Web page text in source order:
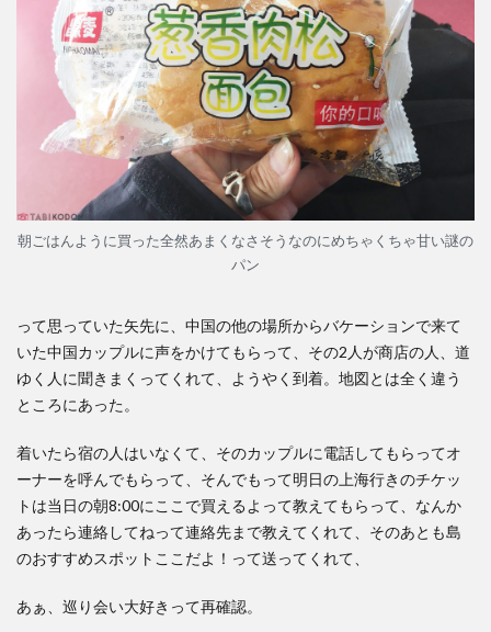
朝ごはんように買った全然あまくなさそうなのにめちゃくちゃ甘い謎の
パン
って思っていた矢先に、中国の他の場所からバケーションで来て
いた中国カップルに声をかけてもらって、その2人が商店の人、道
ゆく人に聞きまくってくれて、ようやく到着。地図とは全く違う
ところにあった。
着いたら宿の人はいなくて、そのカップルに電話してもらってオ
ーナーを呼んでもらって、そんでもって明日の上海行きのチケッ
トは当日の朝8:00にここで買えるよって教えてもらって、なんか
あったら連絡してねって連絡先まで教えてくれて、そのあとも島
のおすすめスポットここだよ！って送ってくれて、
あぁ、巡り会い大好きって再確認。